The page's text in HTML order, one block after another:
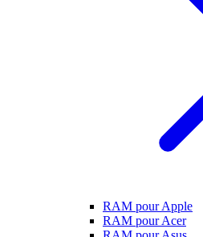
RAM pour Apple
RAM pour Acer